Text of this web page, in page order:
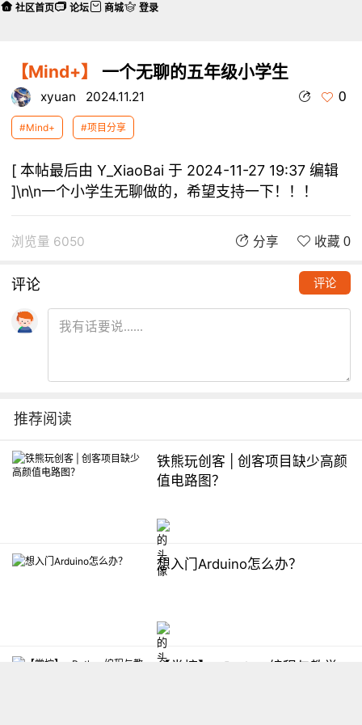
【Mind+】 一个无聊的五年级小学生
xyuan 2024.11.21 0
#Mind+ #项目分享
[ 本帖最后由 Y_XiaoBai 于 2024-11-27 19:37 编辑
]\n\n一个小学生无聊做的，希望支持一下！！！
浏览量 6050 分享 收藏 0
评论 评论
推荐阅读
铁熊玩创客 | 创客项目缺少高颜
值电路图？
想入门Arduino怎么办？
【掌控】mPython编程与教学
社区首页 论坛 商城 登录